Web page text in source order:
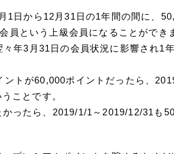
1日から12月31日の1年間の間に、
員という上級会員になることができ
年3月31日の会員状況に影響され1
トが60,000ポイントだったら、
ことです。
ったら、2019/1/1～2019/12/31も